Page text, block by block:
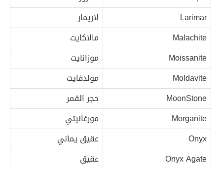
Larimar
لاريمار
Malachite
مالاكايت
Moissanite
موزانايت
Moldavite
مولدفايت
MoonStone
حجر القمر
Morganite
مورغانيتي
Onyx
عقيق يماني
Onyx Agate
عقيق